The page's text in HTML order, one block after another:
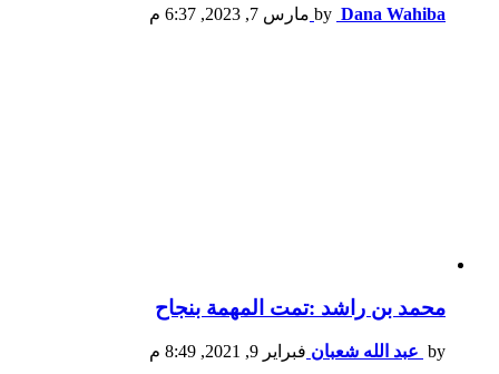
by Dana Wahiba مارس 7, 2023, 6:37 م
محمد بن راشد :تمت المهمة بنجاح
by عبد الله شعبان فبراير 9, 2021, 8:49 م